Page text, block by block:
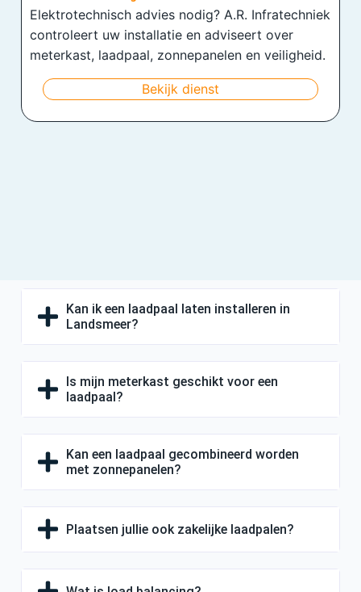
Elektrotechnisch advies nodig? A.R. Infratechniek
controleert uw installatie en adviseert over
meterkast, laadpaal, zonnepanelen en veiligheid.
Bekijk dienst
Kan ik een laadpaal laten installeren in
Landsmeer?
Is mijn meterkast geschikt voor een
laadpaal?
Kan een laadpaal gecombineerd worden
met zonnepanelen?
Plaatsen jullie ook zakelijke laadpalen?